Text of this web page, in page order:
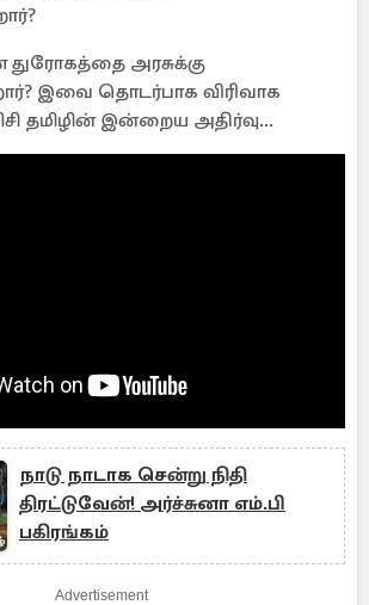
துரோகத்தை அரசுக்கு
இவை தொடர்பாக விரிவாக
தமிழின் இன்றைய அதிர்வு...
நாடு நாடாக சென்று நிதி
திரட்டுவேன்! அர்ச்சுனா எம்.பி
பகிரங்கம்
Advertisement